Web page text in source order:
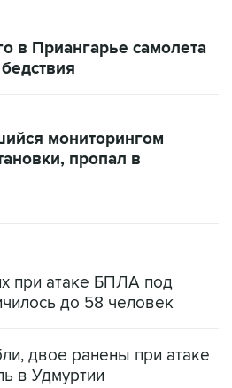
в Приангарье самолета
мониторингом
пропал в
при атаке БПЛА под
до 58 человек
двое ранены при атаке
в Удмуртии